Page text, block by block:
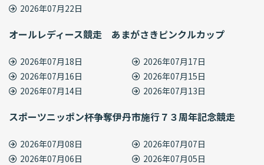
2026年07月22日
オールレディース競走 あまがさきピンクルカップ
2026年07月18日
2026年07月17日
2026年07月16日
2026年07月15日
2026年07月14日
2026年07月13日
スポーツニッポン杯争奪伊丹市施行７３周年記念競走
2026年07月08日
2026年07月07日
2026年07月06日
2026年07月05日